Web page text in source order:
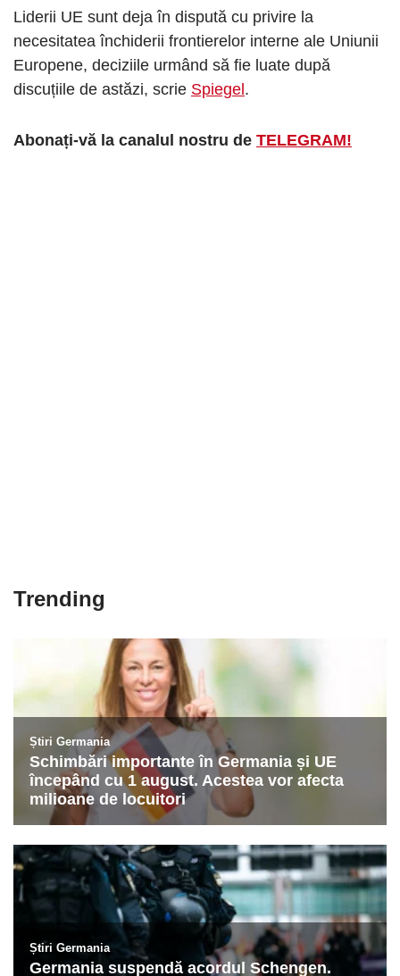
Liderii UE sunt deja în dispută cu privire la
necesitatea închiderii frontierelor interne ale Uniunii
Europene, deciziile urmând să fie luate după
discuțiile de astăzi, scrie Spiegel .
Abonați-vă la canalul nostru de TELEGRAM!
Trending